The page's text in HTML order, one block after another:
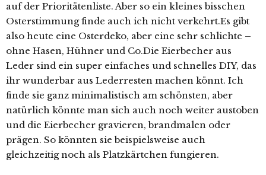
auf der Prioritätenliste. Aber so ein kleines bisschen
Osterstimmung finde auch ich nicht verkehrt.Es gibt
also heute eine Osterdeko, aber eine sehr schlichte –
ohne Hasen, Hühner und Co.Die Eierbecher aus
Leder sind ein super einfaches und schnelles DIY, das
ihr wunderbar aus Lederresten machen könnt. Ich
finde sie ganz minimalistisch am schönsten, aber
natürlich könnte man sich auch noch weiter austoben
und die Eierbecher gravieren, brandmalen oder
prägen. So könnten sie beispielsweise auch
gleichzeitig noch als Platzkärtchen fungieren.